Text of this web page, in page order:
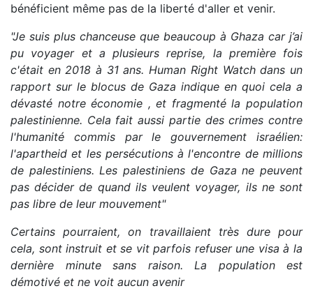
bénéficient même pas de la liberté d'aller et venir.
"Je suis plus chanceuse que beaucoup à Ghaza car j’ai
pu voyager et a plusieurs reprise, la première fois
c'était en 2018 à 31 ans. Human Right Watch dans un
rapport sur le blocus de Gaza indique en quoi cela a
dévasté notre économie , et fragmenté la population
palestinienne. Cela fait aussi partie des crimes contre
l'humanité commis par le gouvernement israélien:
l'apartheid et les persécutions à l'encontre de millions
de palestiniens. Les palestiniens de Gaza ne peuvent
pas décider de quand ils veulent voyager, ils ne sont
pas libre de leur mouvement"
Certains pourraient, on travaillaient très dure pour
cela, sont instruit et se vit parfois refuser une visa à la
dernière minute sans raison. La population est
démotivé et ne voit aucun avenir